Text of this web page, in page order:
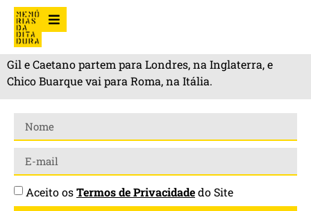
Gil e Caetano partem para Londres, na Inglaterra, e
Chico Buarque vai para Roma, na Itália.
Aceito osTermos de Privacidadedo Site